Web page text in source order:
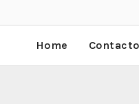
Home Contacto